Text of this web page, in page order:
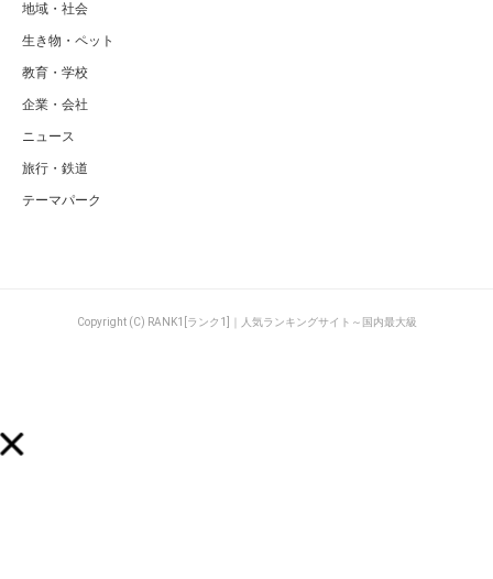
地域・社会
生き物・ペット
教育・学校
企業・会社
ニュース
旅行・鉄道
テーマパーク
Copyright (C) RANK1[ランク1]｜人気ランキングサイト～国内最大級